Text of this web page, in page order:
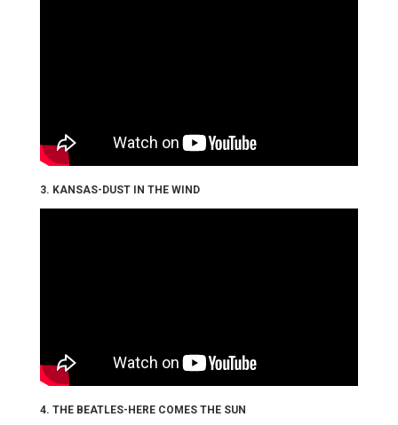
3. KANSAS-DUST IN THE WIND
4. THE BEATLES-HERE COMES THE SUN